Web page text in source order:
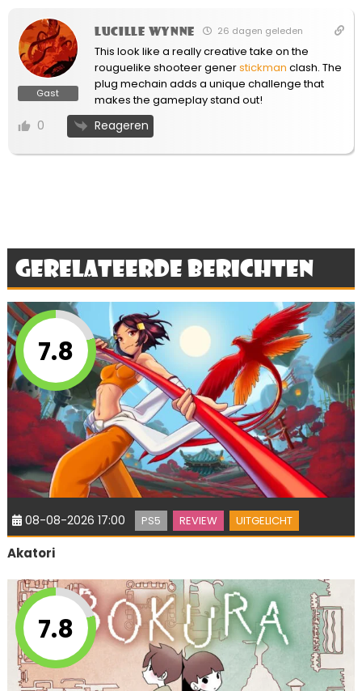
Gast
Lucille Wynne 26 dagen geleden
This look like a really creative take on the
rouguelike shooteer generstickman clash. The
plug mechain adds a unique challenge that
makes the gameplay stand out!
0 Reageren
Gerelateerde berichten
7.8
08-08-2026 17:00 PS5 REVIEW UITGELICHT
Akatori
7.8